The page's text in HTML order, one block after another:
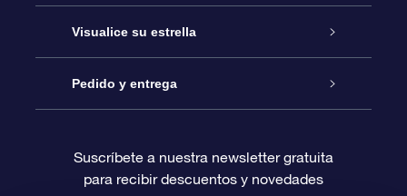
Contáctanos
Blog
Reseñas
Regalo Estrella Online
Paquete de Regalo OSR
Tarjeta de Regalo OSR
Visualice su estrella
Registro estelar
Página de Estrella Personalizada
Pedido y entrega
Información de Pago
Suscríbete a nuestra newsletter gratuita
para recibir descuentos y novedades